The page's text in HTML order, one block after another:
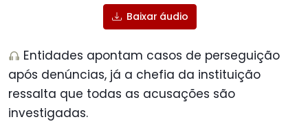
Baixar áudio
Entidades apontam casos de perseguição
após denúncias, já a chefia da instituição
ressalta que todas as acusações são
investigadas.